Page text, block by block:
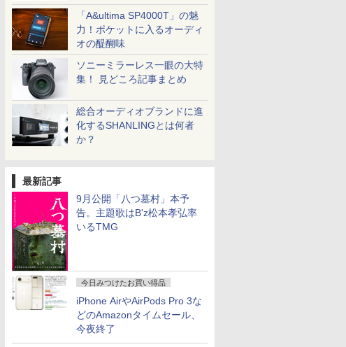
「A&ultima SP4000T」の魅
力！ポケットに入るオーディ
オの醍醐味
ソニーミラーレス一眼の大特
集！ 見どころ記事まとめ
総合オーディオブランドに進
化するSHANLINGとは何者
か？
最新記事
9月公開「八つ墓村」本予
告。主題歌はB'z松本孝弘率
いるTMG
今日みつけたお買い得品
iPhone AirやAirPods Pro 3な
どのAmazonタイムセール、
今夜終了